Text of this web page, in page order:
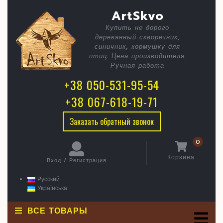
ArtSkvo
A786-
4995-
AA6A-
Купить не дорого
деревянный скворечник,
синичник, кормушку для
птиц. Цена производителя.
Ручная работа
+38 050-531-95-54
+38 067-618-19-71
Заказать обратный звонок
Вход / Регистрация
Корзина
0
Русский
Українська
ВСЕ ТОВАРЫ